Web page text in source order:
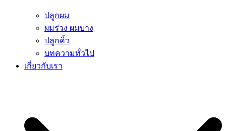
ปลูกผม
ผมร่วง ผมบาง
ปลูกคิ้ว
บทความทั่วไป
เกี่ยวกับเรา